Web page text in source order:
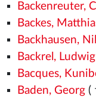
Backenreuter,
Backes,
Backhausen,
Backrel, Ludwig
Bacques,
Baden, Georg(